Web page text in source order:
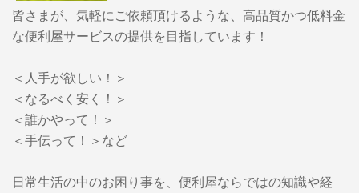
皆さまが、気軽にご依頼頂けるような、高品質かつ低料金
な便利屋サービスの提供を目指しています！
＜人手が欲しい！＞
＜なるべく安く！＞
＜誰かやって！＞
＜手伝って！＞など
日常生活の中のお困り事を、便利屋ならではの知識や経